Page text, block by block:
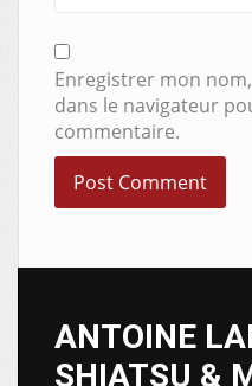
Enregistrer mon
dans le navigateur
commentaire.
ANTOINE
SHIATSU &